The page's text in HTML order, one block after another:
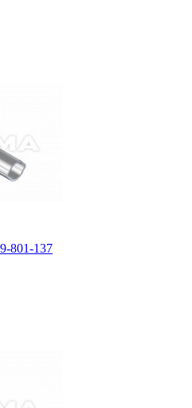
801-137